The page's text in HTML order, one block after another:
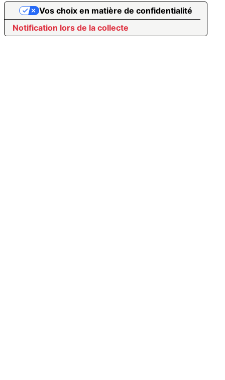
Notification lors de la collecte
Vos choix en matière de confidentialité